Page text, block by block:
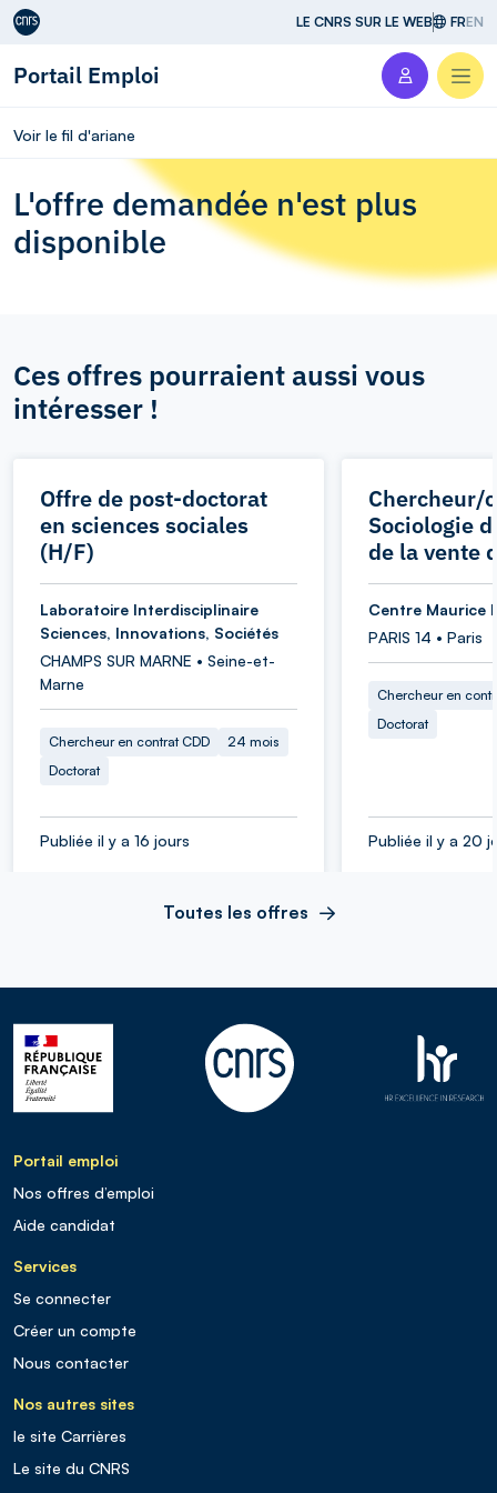
Aller au contenu LE CNRS SUR LE WEB FREN
Portail Emploi
Voir le fil d'ariane
L'offre demandée n'est plus
disponible
Ces offres pourraient aussi vous
intéresser !
Offre de post-doctorat
en sciences sociales
(H/F)
Laboratoire Interdisciplinaire
Sciences, Innovations, Sociétés
CHAMPS SUR MARNE • Seine-et-
Marne
Chercheur en contrat CDD
24 mois
Doctorat
Publiée il y a 16 jours
Chercheur/
Sociologie
de la vente
Centre Maurice
PARIS 14 • Paris
Chercheur en
Doctorat
Publiée il y a 20
Toutes les offres
Portail emploi
Nos offres d’emploi
Aide candidat
Services
Se connecter
Créer un compte
Nous contacter
Nos autres sites
le site Carrières
Le site du CNRS